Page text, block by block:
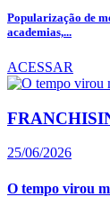
Popularização de
academias,...
ACESSAR
25/06/2026
O tempo virou